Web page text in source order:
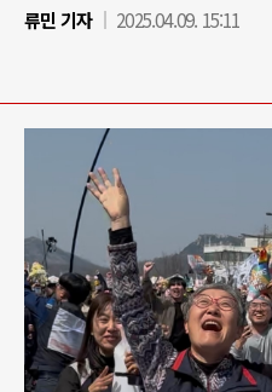
류민 기자
2025.04.09. 15:11